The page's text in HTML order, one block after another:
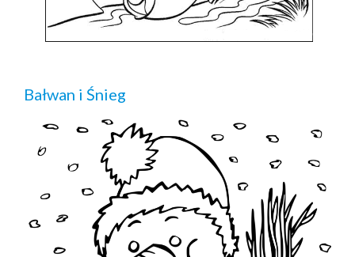
Bałwan i Śnieg